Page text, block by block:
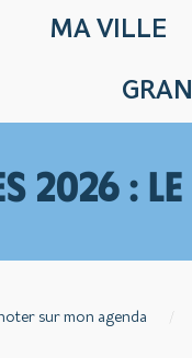
MA VILLE
2026 :
sur mon agenda